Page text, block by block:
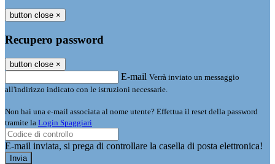
button close ×
Recupero password
button close ×
E-mail Verrà inviato un messaggio
all'indirizzo indicato con le istruzioni necessarie.
Non hai una e-mail associata al nome utente? Effettua il reset della password
tramite la Login Spaggiari
E-mail inviata, si prega di controllare la casella di posta elettronica!